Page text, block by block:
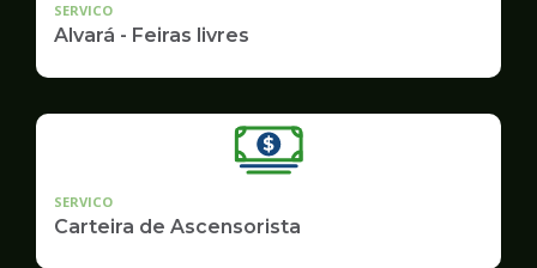
SERVICO
Alvará - Feiras livres
SERVICO
Carteira de Ascensorista